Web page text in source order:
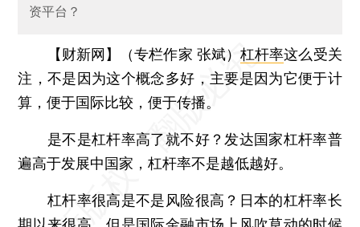
资平台？
【财新网】（专栏作家 张斌）杠杆率这么受关
注，不是因为这个概念多好，主要是因为它便于计
算，便于国际比较，便于传播。
是不是杠杆率高了就不好？发达国家杠杆率普
遍高于发展中国家，杠杆率不是越低越好。
杠杆率很高是不是风险很高？日本的杠杆率长